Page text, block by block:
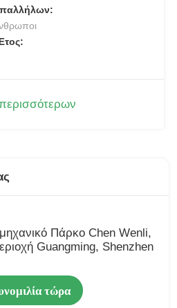
Πάρκο Chen Wenli,
Guangming, Shenzhen
τώρα